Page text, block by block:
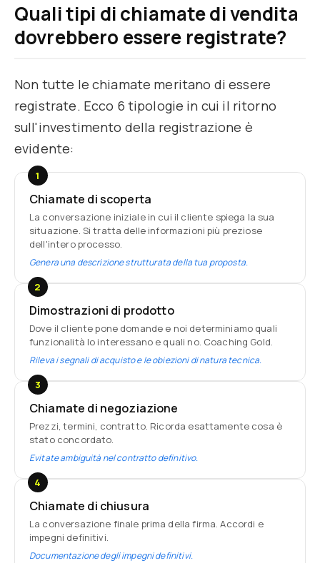
Quali tipi di chiamate di vendita
dovrebbero essere registrate?
Non tutte le chiamate meritano di essere
registrate. Ecco 6 tipologie in cui il ritorno
sull'investimento della registrazione è
evidente:
1
Chiamate di scoperta
La conversazione iniziale in cui il cliente spiega la sua
situazione. Si tratta delle informazioni più preziose
dell'intero processo.
Genera una descrizione strutturata della tua proposta.
2
Dimostrazioni di prodotto
Dove il cliente pone domande e noi determiniamo quali
funzionalità lo interessano e quali no. Coaching Gold.
Rileva i segnali di acquisto e le obiezioni di natura tecnica.
3
Chiamate di negoziazione
Prezzi, termini, contratto. Ricorda esattamente cosa è
stato concordato.
Evitate ambiguità nel contratto definitivo.
4
Chiamate di chiusura
La conversazione finale prima della firma. Accordi e
impegni definitivi.
Documentazione degli impegni definitivi.